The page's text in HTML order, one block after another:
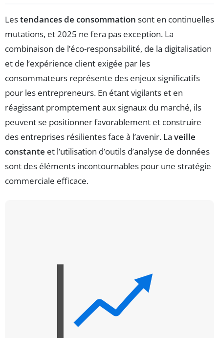
Lestendances de consommation sont en continuelles
mutations, et 2025 ne fera pas exception. La
combinaison de l’éco-responsabilité, de la digitalisation
et de l’expérience client exigée par les
consommateurs représente des enjeux significatifs
pour les entrepreneurs. En étant vigilants et en
réagissant promptement aux signaux du marché, ils
peuvent se positionner favorablement et construire
des entreprises résilientes face à l’avenir. La veille
constante et l’utilisation d’outils d’analyse de données
sont des éléments incontournables pour une stratégie
commerciale efficace.